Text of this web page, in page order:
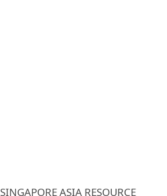
SINGAPORE ASIA RESOURCE